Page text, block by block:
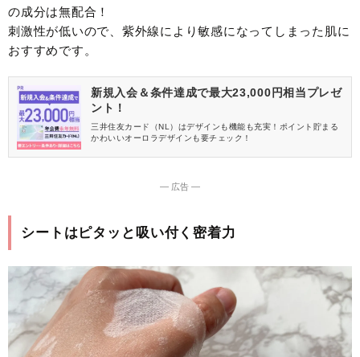
の成分は無配合！
刺激性が低いので、紫外線により敏感になってしまった肌に
おすすめです。
新規入会＆条件達成で最大23,000円相当プレゼ
ント！
三井住友カード（NL）はデザインも機能も充実！ポイント貯まる
かわいいオーロラデザインも要チェック！
― 広告 ―
シートはピタッと吸い付く密着力